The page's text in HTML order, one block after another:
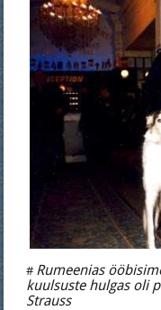
# Rumeenias
kuulsuste hulgas oli
Strauss